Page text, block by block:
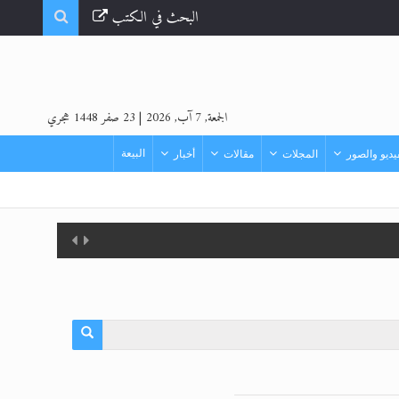
البحث في الكتب
الجمعة, 7 آب, 2026 | 23 صفر 1448 هجري
والصور المجلات مقالات أخبار البيعة